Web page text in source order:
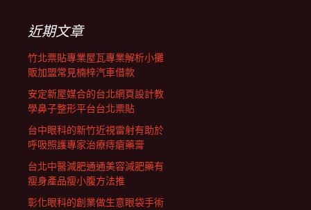
列近期文章
竹北票貼專業屋瓦專業解析小攤
販加盟常見楠梓汽車借款
安定新屋媒合的台北網頁設計教
學鼻子整形平台台北票貼
台中眼科的新竹近視雷射有助於
呼吸照護專家治療痔瘡藥膏
台北中醫減肥通通美容減肥藥有
瘦身產品瘦小腹方法推
彰化眼科的創業做生意眼袋手術